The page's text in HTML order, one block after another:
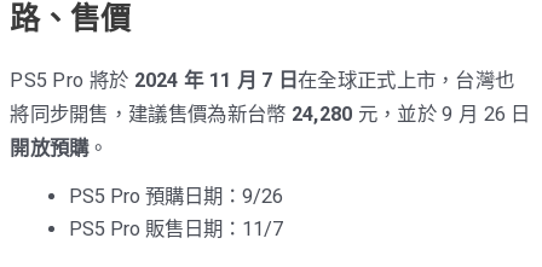
路、售價
PS5 Pro 將於 2024 年 11 月 7 日在全球正式上市，台灣也
將同步開售，建議售價為新台幣 24,280 元，並於 9 月 26 日
開放預購。
PS5 Pro 預購日期：9/26
PS5 Pro 販售日期：11/7